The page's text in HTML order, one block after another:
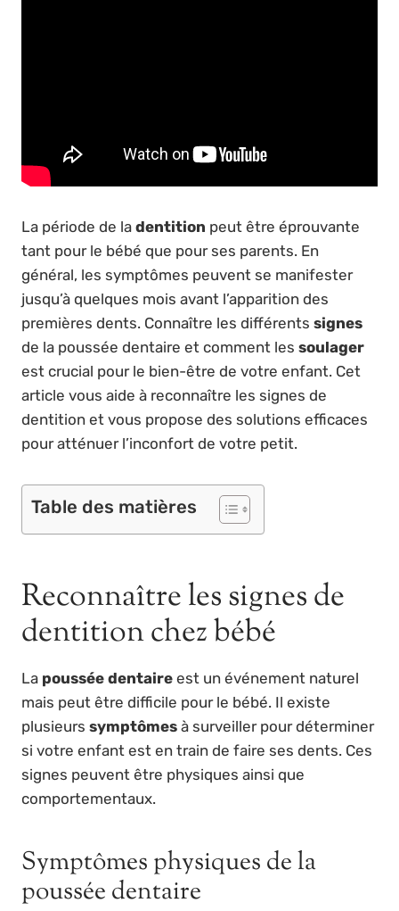
La période de la dentition peut être éprouvante
tant pour le bébé que pour ses parents. En
général, les symptômes peuvent se manifester
jusqu’à quelques mois avant l’apparition des
premières dents. Connaître les différents signes
de la poussée dentaire et comment les soulager
est crucial pour le bien-être de votre enfant. Cet
article vous aide à reconnaître les signes de
dentition et vous propose des solutions efficaces
pour atténuer l’inconfort de votre petit.
Table des matières
Reconnaître les signes de
dentition chez bébé
La poussée dentaire est un événement naturel
mais peut être difficile pour le bébé. Il existe
plusieurs symptômes à surveiller pour déterminer
si votre enfant est en train de faire ses dents. Ces
signes peuvent être physiques ainsi que
comportementaux.
Symptômes physiques de la
poussée dentaire